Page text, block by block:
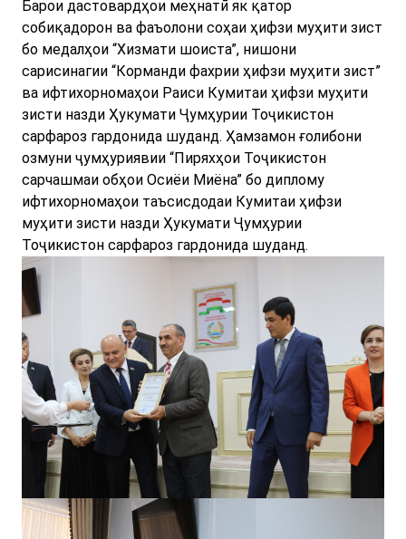
Барои дастовардҳои меҳнатӣ як қатор
собиқадорон ва фаъолони соҳаи ҳифзи муҳити зист
бо медалҳои “Хизмати шоиста”, нишони
сарисинагии “Корманди фахрии ҳифзи муҳити зист”
ва ифтихорномаҳои Раиси Кумитаи ҳифзи муҳити
зисти назди Ҳукумати Ҷумҳурии Тоҷикистон
сарфароз гардонида шуданд. Ҳамзамон ғолибони
озмуни ҷумҳуриявии “Пиряхҳои Тоҷикистон
сарчашмаи обҳои Осиёи Миёна” бо диплому
ифтихорномаҳои таъсисдодаи Кумитаи ҳифзи
муҳити зисти назди Ҳукумати Ҷумҳурии
Тоҷикистон сарфароз гардонида шуданд.